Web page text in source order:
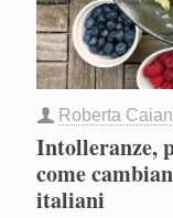
Roberta
Intolleranze,
come
italiani